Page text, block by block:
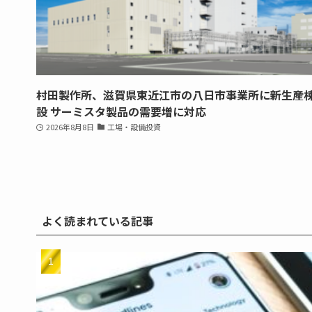
村田製作所、滋賀県東近江市の八日市事業所に新生産
設 サーミスタ製品の需要増に対応
2026年8月8日 工場・設備投資
よく読まれている記事